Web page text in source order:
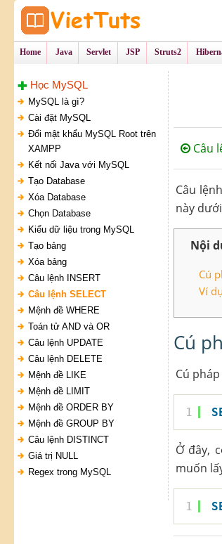
Home Java Servlet JSP Struts2
Học MySQL
MySQL là gì?
Cài đặt MySQL
Đổi mật khẩu MySQL Root trên
XAMPP
Kết nối Java với MySQL
Tạo Database
Xóa Database
Chọn Database
Kiểu dữ liệu trong MySQL
Tạo bảng
Xóa bảng
Câu lệnh INSERT
Câu lệnh SELECT
Mệnh đề WHERE
Toán tử AND và OR
Câu lệnh UPDATE
Câu lệnh DELETE
Mệnh đề LIKE
Mệnh đề LIMIT
Mệnh đề ORDER BY
Mệnh đề GROUP BY
Câu lệnh DISTINCT
Giá trị NULL
Regex trong MySQL
Câu
Câu
này
Nội
Cú
Ví dụ
Cú
Cú
1
Ở đây,
muốn
1